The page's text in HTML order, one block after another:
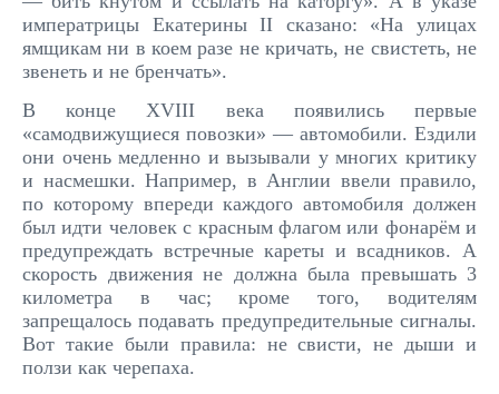
императрицы Екатерины II сказано: «На улицах
ямщикам ни в коем разе не кричать, не свистеть, не
звенеть и не бренчать».
В конце XVIII века появились первые
«самодвижущиеся повозки» — автомобили. Ездили
они очень медленно и вызывали у многих критику
и насмешки. Например, в Англии ввели правило,
по которому впереди каждого автомобиля должен
был идти человек с красным флагом или фонарём и
предупреждать встречные кареты и всадников. А
скорость движения не должна была превышать 3
километра в час; кроме того, водителям
запрещалось подавать предупредительные сигналы.
Вот такие были правила: не свисти, не дыши и
ползи как черепаха.